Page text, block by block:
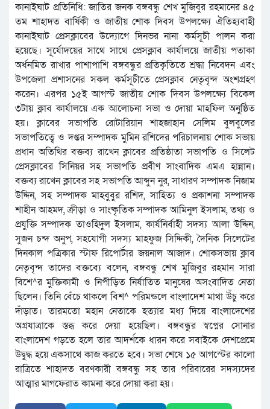
কানাইঘাট প্রতিনিধি: জাতির জনক বঙ্গবন্ধু শেখ মুজিবুর রহমানের ৪৫
তম শাহাদত বার্ষিকী ও জাতীয় শোক দিবস উপলক্ষ্যে ঐতিহ্যবাহী
কানাইঘাট প্রেসক্লাবের উদ্যোগে দিনভর নানা কর্মসূচী পালন করা
হয়েছে। সূর্যোদয়ের সাথে সাথে প্রেসক্লাব কার্যালয়ে জাতীয় পতাকা
অর্ধনমিত রাখার পাশাপাশি বঙ্গবন্ধুর প্রতিকৃতিতে শ্রদ্ধা নিবেদন এবং
উপজেলা প্রশাসনের সকল কর্মসূচীতে প্রেসক্লাব নেতৃবৃন্দ অংশগ্রহণ
করেন। এরপর ১৫ই আগস্ট জাতীয় শোক দিবস উপলক্ষ্যে বিকেল
৩টায় ক্লাব কার্যালয়ে এক আলোচনা সভা ও দোয়া মাহফিল অনুষ্ঠিত
হয়। ক্লাবের সভাপতি রোটারিয়ান শাহজাহান সেলিম বুলবুলের
সভাপতিত্বে ও দপ্তর সম্পাদক মুমিন রশিদের পরিচালনায় শোক সভায়
প্রধান অতিথির বক্তব্য রাখেন ক্লাবের প্রতিষ্ঠাতা সভাপতি ও সিলেট
প্রেসক্লাবের সিনিয়র সহ সভাপতি প্রবীণ সাংবাদিক এমএ হান্নান।
বক্তব্য রাখেন ক্লাবের সহ সভাপতি আব্দুন নুর, সাধারণ সম্পাদক নিজাম
উদ্দিন, সহ সম্পাদক মাহবুবুর রশিদ, সাহিত্য ও প্রকাশনা সম্পাদক
শাহীন আহমদ, ক্রীড়া ও সাংষ্কৃতিক সম্পাদক আমিনুল ইসলাম, তথ্য ও
প্রযুক্তি সম্পাদক তাওহিদুল ইসলাম, কার্যনির্বাহী সদস্য আলা উদ্দিন,
সুজন চন্দ অনুপ, সহযোগী সদস্য মাহফুজ সিদ্দিকী, দৈনিক সিলেটের
দিনকাল পত্রিকার স্টাফ রিপোর্টার জয়নাল আজাদ। শোকসভায় ক্লাব
নেতৃবৃন্দ তাদের বক্তব্যে বলেন, বঙ্গবন্ধু শেখ মুজিবুর রহমান সারা
বিশে^র মুক্তিকামী ও নিপীড়িত নির্যাতিত মানুষের অসংবাদিত নেতা
ছিলেন। তিনি বেঁচে থাকলে বিশ^ পরিমন্ডলে বাংলাদেশ মাথা উঁচু করে
দাঁড়াত। তারমতো মহান নেতাকে হত্যার মধ্য দিয়ে বাংলাদেশের
অগ্রযাত্রাকে স্তব্ধ করে দেয়া হয়েছিল। বঙ্গবন্ধুর স্বপ্নের সোনার
বাংলাদেশ গড়তে হলে তার আদর্শকে ধারন করে সবাইকে দেশপ্রেমে
উদ্বুদ্ধ হয়ে একসাথে কাজ করতে হবে। সভা শেষে ১৫ আগস্টের কালো
রাত্রিতে শাহাদত বরণকারী বঙ্গবন্ধু সহ তার পরিবারের সদস্যদের
আত্মার মাগফেরাত কামনা করে দোয়া করা হয়।